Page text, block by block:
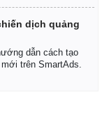
dịch quảng
dẫn cách tạo
trên SmartAds.